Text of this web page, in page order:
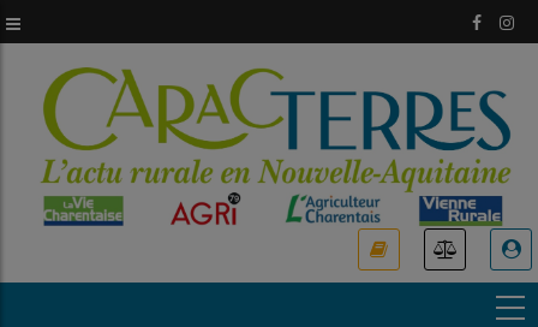
au
principal